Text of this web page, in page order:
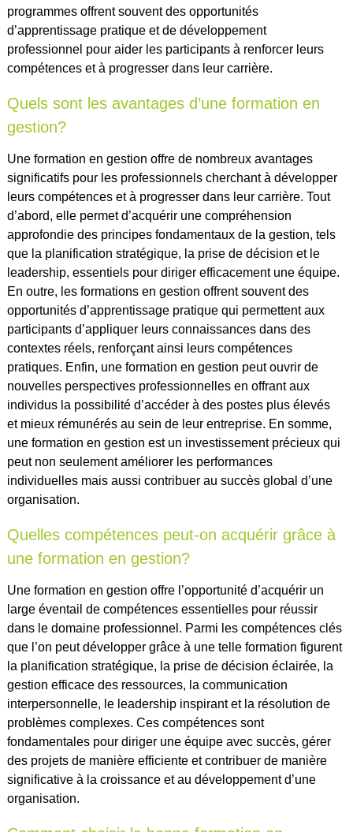
programmes offrent souvent des opportunités
d’apprentissage pratique et de développement
professionnel pour aider les participants à renforcer leurs
compétences et à progresser dans leur carrière.
Quels sont les avantages d’une formation en
gestion?
Une formation en gestion offre de nombreux avantages
significatifs pour les professionnels cherchant à développer
leurs compétences et à progresser dans leur carrière. Tout
d’abord, elle permet d’acquérir une compréhension
approfondie des principes fondamentaux de la gestion, tels
que la planification stratégique, la prise de décision et le
leadership, essentiels pour diriger efficacement une équipe.
En outre, les formations en gestion offrent souvent des
opportunités d’apprentissage pratique qui permettent aux
participants d’appliquer leurs connaissances dans des
contextes réels, renforçant ainsi leurs compétences
pratiques. Enfin, une formation en gestion peut ouvrir de
nouvelles perspectives professionnelles en offrant aux
individus la possibilité d’accéder à des postes plus élevés
et mieux rémunérés au sein de leur entreprise. En somme,
une formation en gestion est un investissement précieux qui
peut non seulement améliorer les performances
individuelles mais aussi contribuer au succès global d’une
organisation.
Quelles compétences peut-on acquérir grâce à
une formation en gestion?
Une formation en gestion offre l’opportunité d’acquérir un
large éventail de compétences essentielles pour réussir
dans le domaine professionnel. Parmi les compétences clés
que l’on peut développer grâce à une telle formation figurent
la planification stratégique, la prise de décision éclairée, la
gestion efficace des ressources, la communication
interpersonnelle, le leadership inspirant et la résolution de
problèmes complexes. Ces compétences sont
fondamentales pour diriger une équipe avec succès, gérer
des projets de manière efficiente et contribuer de manière
significative à la croissance et au développement d’une
organisation.